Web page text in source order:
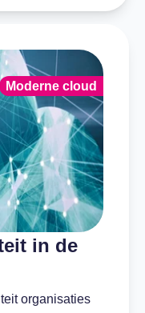
in de
organisaties
Moderne cloud